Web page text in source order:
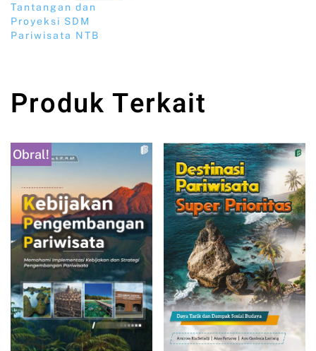
Tantangan dan
Proyeksi SDM
Pariwisata NTB
Produk Terkait
Obral!